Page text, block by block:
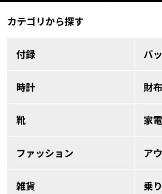
カテゴリから探す
付録 バ
時計 財
靴 家
ファッション ア
雑貨 乗